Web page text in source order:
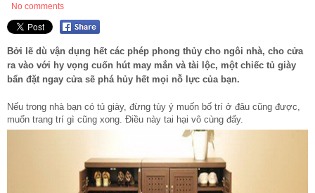
No comments
Bởi lẽ dù vận dụng hết các phép phong thủy cho ngôi nhà, cho cửa
ra vào với hy vọng cuốn hút may mắn và tài lộc, một chiếc tủ giày
bẩn đặt ngay cửa sẽ phá hủy hết mọi nỗ lực của bạn.
Nếu trong nhà bạn có tủ giày, đừng tùy ý muốn bố trí ở đâu cũng được,
muốn trang trí gì cũng xong. Điều này tai hại vô cùng đấy.